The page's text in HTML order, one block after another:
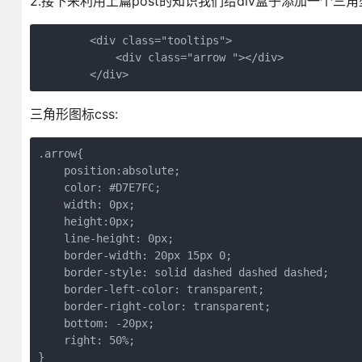
        <div class="tooltips">
            <div class="arrow "></div>
        </div>
三角形图标css:
.arrow{
    position:absolute;
    color: #D7E7FC;
    width: 0px;
    height:0px;
    line-height: 0px;
    border-width: 20px 15px 0;
    border-style: solid dashed dashed dashed;
    border-left-color: transparent;
    border-right-color: transparent;
    bottom: -20px;
    right: 50%;